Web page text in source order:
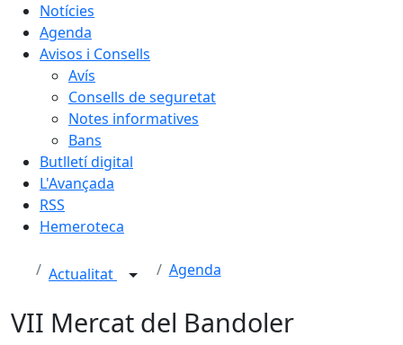
Notícies
Agenda
Avisos i Consells
Avís
Consells de seguretat
Notes informatives
Bans
Butlletí digital
L'Avançada
RSS
Hemeroteca
Actualitat Agenda
VII Mercat del Bandoler